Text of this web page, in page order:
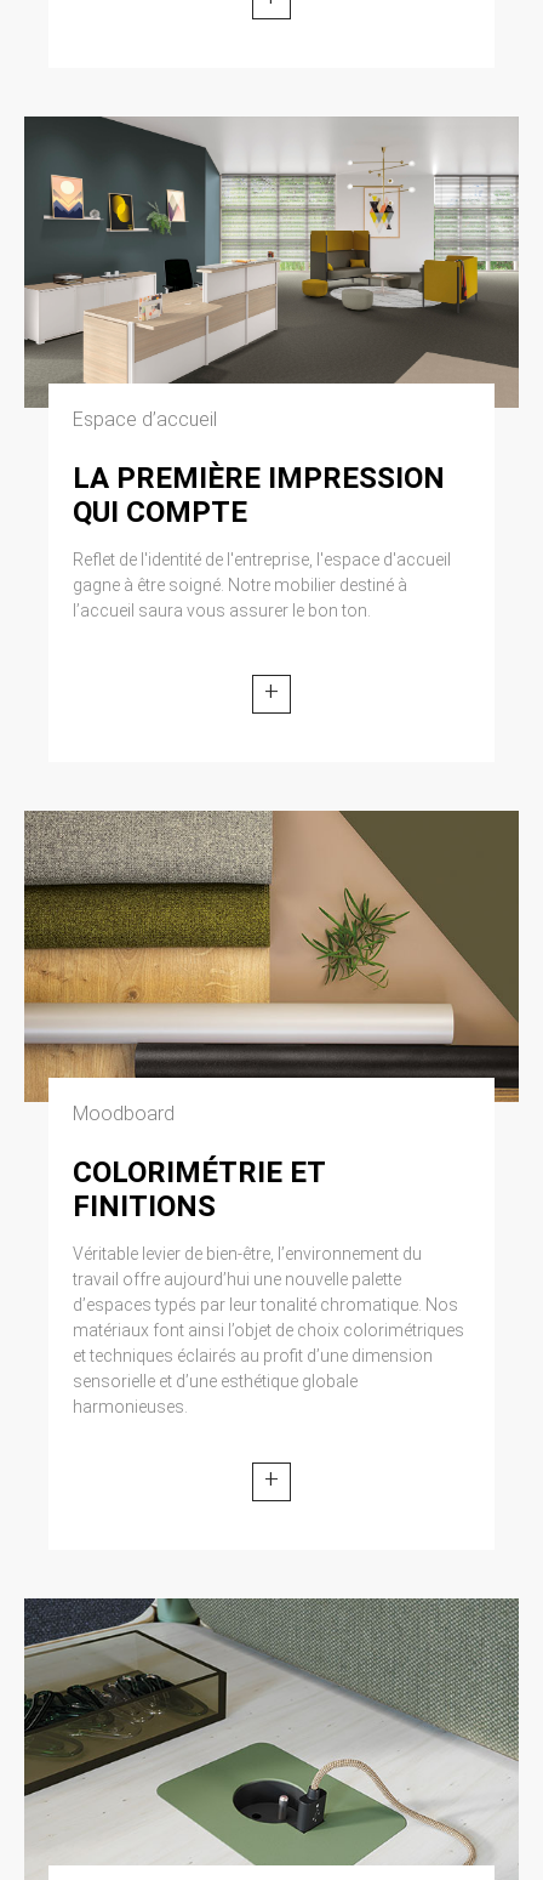
Espace d’accueil
LA PREMIÈRE IMPRESSION
QUI COMPTE
Reflet de l'identité de l'entreprise, l'espace d'accueil
gagne à être soigné. Notre mobilier destiné à
l’accueil saura vous assurer le bon ton.
+
Moodboard
COLORIMÉTRIE ET
FINITIONS
Véritable levier de bien-être, l’environnement du
travail offre aujourd’hui une nouvelle palette
d’espaces typés par leur tonalité chromatique. Nos
matériaux font ainsi l’objet de choix colorimétriques
et techniques éclairés au profit d’une dimension
sensorielle et d’une esthétique globale
harmonieuses.
+